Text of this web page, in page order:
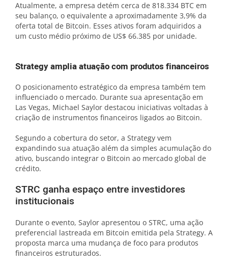
Atualmente, a empresa detém cerca de 818.334 BTC em
seu balanço, o equivalente a aproximadamente 3,9% da
oferta total de Bitcoin. Esses ativos foram adquiridos a
um custo médio próximo de US$ 66.385 por unidade.
Strategy amplia atuação com produtos financeiros
O posicionamento estratégico da empresa também tem
influenciado o mercado. Durante sua apresentação em
Las Vegas, Michael Saylor destacou iniciativas voltadas à
criação de instrumentos financeiros ligados ao Bitcoin.
Segundo a cobertura do setor, a Strategy vem
expandindo sua atuação além da simples acumulação do
ativo, buscando integrar o Bitcoin ao mercado global de
crédito.
STRC ganha espaço entre investidores
institucionais
Durante o evento, Saylor apresentou o STRC, uma ação
preferencial lastreada em Bitcoin emitida pela Strategy. A
proposta marca uma mudança de foco para produtos
financeiros estruturados.